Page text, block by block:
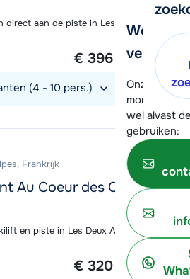
We
verder!
Onze
moment
wel alvast
gebruiken:
aan de piste in Les Deux Alpes
1 week vanaf
€ 396 per persoon
(4 - 10 pers.)
Frankrijk
Au Coeur des Ours
en piste in Les Deux Alpes
1 week vanaf
€ 320 per persoon